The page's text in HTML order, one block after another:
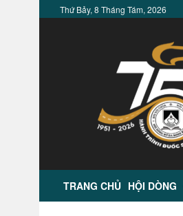
Thứ Bảy, 8 Tháng Tám, 2026
TRANG CHỦ HỘI DÒNG